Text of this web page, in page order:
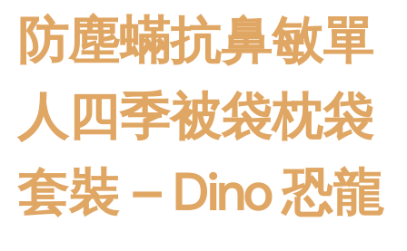
防塵蟎抗鼻敏單
人四季被袋枕袋
套裝 – Dino 恐龍